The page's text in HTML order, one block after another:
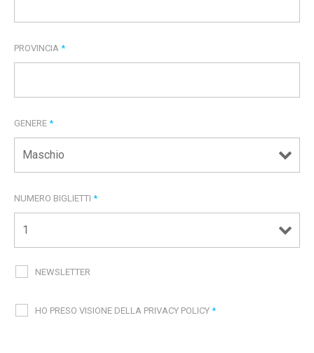
PROVINCIA *
GENERE *
NUMERO BIGLIETTI *
NEWSLETTER
HO PRESO VISIONE DELLA PRIVACY POLICY *